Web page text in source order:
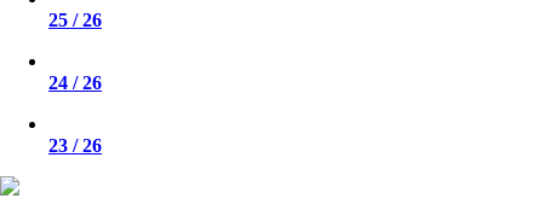
25 / 26
24 / 26
23 / 26